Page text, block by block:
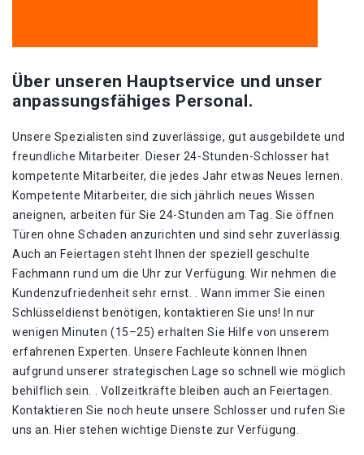
Über unseren Hauptservice und unser
anpassungsfähiges Personal.
Unsere Spezialisten sind zuverlässige, gut ausgebildete und
freundliche Mitarbeiter. Dieser 24-Stunden-Schlosser hat
kompetente Mitarbeiter, die jedes Jahr etwas Neues lernen.
Kompetente Mitarbeiter, die sich jährlich neues Wissen
aneignen, arbeiten für Sie 24-Stunden am Tag. Sie öffnen
Türen ohne Schaden anzurichten und sind sehr zuverlässig.
Auch an Feiertagen steht Ihnen der speziell geschulte
Fachmann rund um die Uhr zur Verfügung. Wir nehmen die
Kundenzufriedenheit sehr ernst. . Wann immer Sie einen
Schlüsseldienst benötigen, kontaktieren Sie uns! In nur
wenigen Minuten (15–25) erhalten Sie Hilfe von unserem
erfahrenen Experten. Unsere Fachleute können Ihnen
aufgrund unserer strategischen Lage so schnell wie möglich
behilflich sein. . Vollzeitkräfte bleiben auch an Feiertagen.
Kontaktieren Sie noch heute unsere Schlosser und rufen Sie
uns an. Hier stehen wichtige Dienste zur Verfügung.